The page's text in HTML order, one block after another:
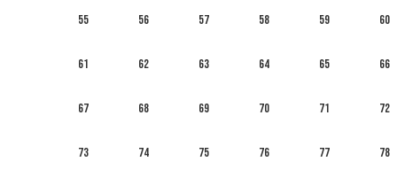
55 56 57 58 59 60
61 62 63 64 65 66
67 68 69 70 71 72
73 74 75 76 77 78